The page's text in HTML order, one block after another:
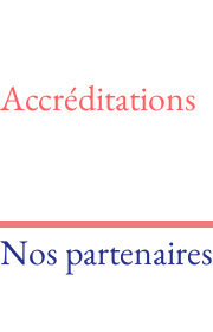
Accréditations
Nos partenaires